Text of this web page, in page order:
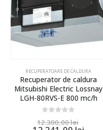
RECUPERATOARE DE CALDURA
Recuperator de caldura
Mitsubishi Electric Lossnay
LGH-80RVS-E 800 mc/h
12.300,00lei